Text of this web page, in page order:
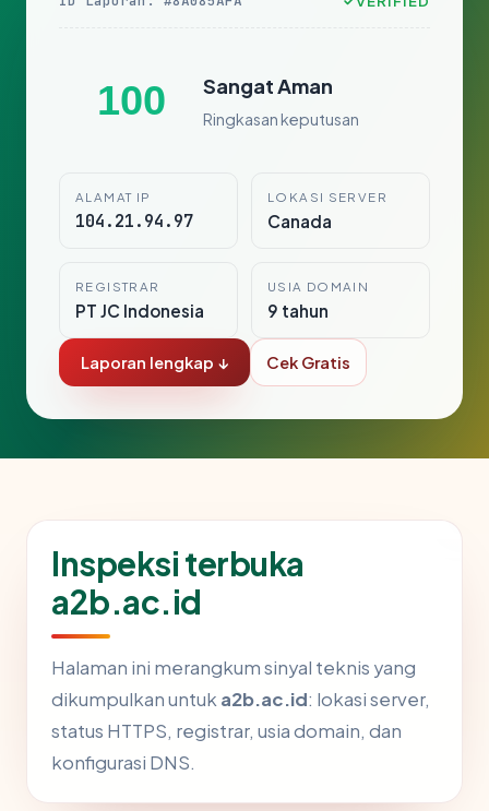
100 Sangat Aman
Ringkasan keputusan
ALAMAT IP
104.21.94.97
LOKASI SERVER
Canada
REGISTRAR
PT JC Indonesia
USIA DOMAIN
9 tahun
Laporan lengkap ↓ Cek Gratis
Inspeksi terbuka
a2b.ac.id
Halaman ini merangkum sinyal teknis yang
dikumpulkan untuka2b.ac.id: lokasi server,
status HTTPS, registrar, usia domain, dan
konfigurasi DNS.